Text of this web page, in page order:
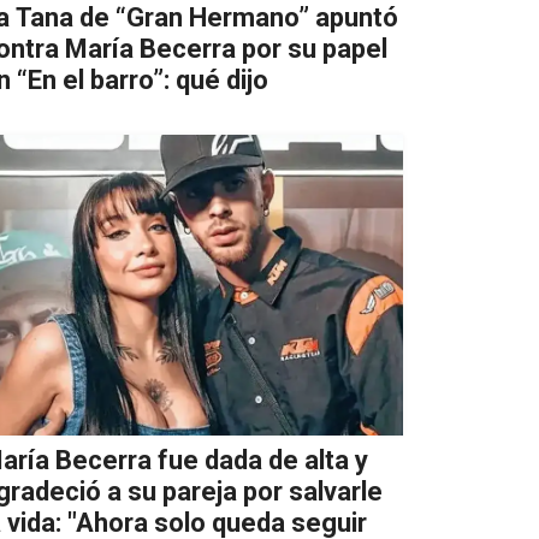
Tana de “Gran Hermano” apuntó
María Becerra por su papel
“En el barro”: qué dijo
Becerra fue dada de alta y
a su pareja por salvarle
vida: "Ahora solo queda seguir